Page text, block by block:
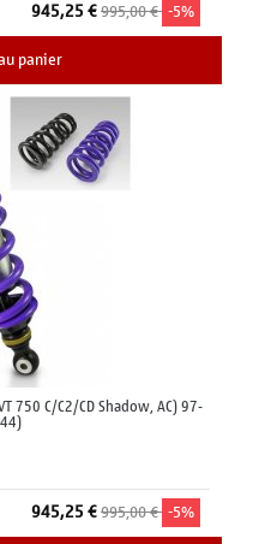
945,25 €995,00 € -5%
panier
750 C/C2/CD Shadow, AC) 97-
945,25 €995,00 € -5%